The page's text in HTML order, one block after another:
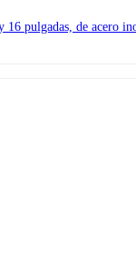
pulgadas, de acero